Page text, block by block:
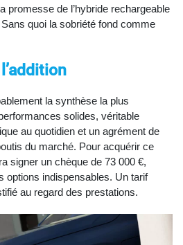
promesse de l’hybride rechargeable
quoi la sobriété fond comme
la synthèse la plus
solides, véritable
au quotidien et un agrément de
du marché. Pour acquérir ce
signer un chèque de 73 000 €,
options indispensables. Un tarif
au regard des prestations.